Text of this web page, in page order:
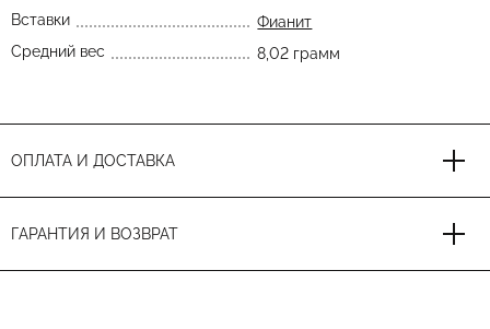
Вставки
Фианит
Средний вес
8,02 грамм
ОПЛАТА И ДОСТАВКА
ГАРАНТИЯ И ВОЗВРАТ